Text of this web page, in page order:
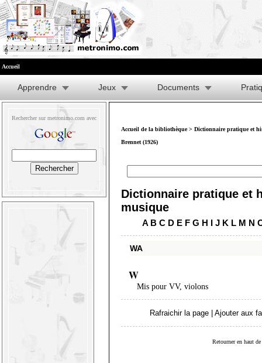
Accueil
Apprendre Jeux Documents
Rechercher sur metronimo.com avec
Accueil de la bibliothèque> Dictionnaire pratique et
Brennet (1926)
Dictionnaire pratique et
musique
A B C D E F G H I J K L M N
WA
W
Mis pour VV, violons
Rafraichir la page Ajouter aux
Retourner en haut de